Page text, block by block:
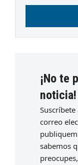
¡No te
noticia!
correo
sabemos